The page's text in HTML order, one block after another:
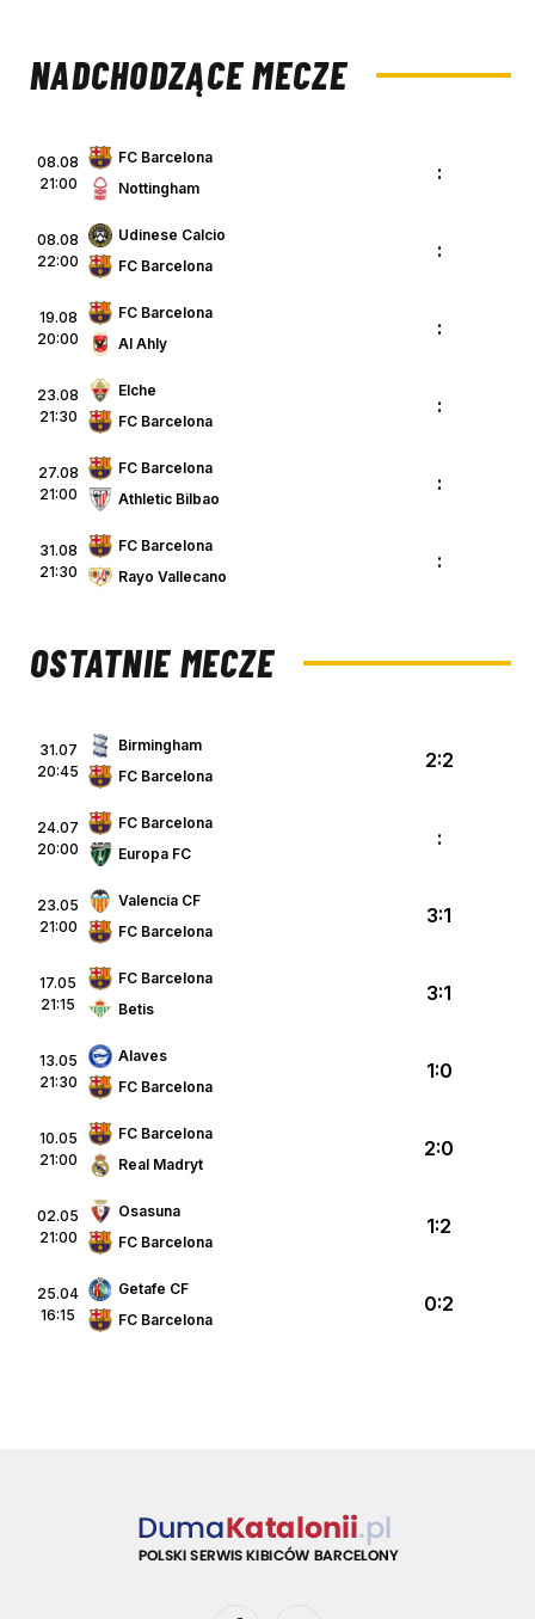
NADCHODZĄCE MECZE
08.08
21:00
FC Barcelona
Nottingham
:
08.08
22:00
Udinese Calcio
FC Barcelona
:
19.08
20:00
FC Barcelona
Al Ahly
:
23.08
21:30
Elche
FC Barcelona
:
27.08
21:00
FC Barcelona
Athletic Bilbao
:
31.08
21:30
FC Barcelona
Rayo Vallecano
:
OSTATNIE MECZE
31.07
20:45
Birmingham
FC Barcelona
2:2
24.07
20:00
FC Barcelona
Europa FC
:
23.05
21:00
Valencia CF
FC Barcelona
3:1
17.05
21:15
FC Barcelona
Betis
3:1
13.05
21:30
Alaves
FC Barcelona
1:0
10.05
21:00
FC Barcelona
Real Madryt
2:0
02.05
21:00
Osasuna
FC Barcelona
1:2
25.04
16:15
Getafe CF
FC Barcelona
0:2